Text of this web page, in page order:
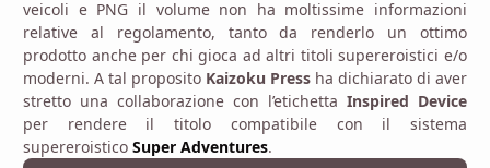
veicoli e PNG il volume non ha moltissime informazioni
relative al regolamento, tanto da renderlo un ottimo
prodotto anche per chi gioca ad altri titoli supereroistici e/o
moderni. A tal proposito Kaizoku Press ha dichiarato di aver
stretto una collaborazione con l’etichetta Inspired Device
per rendere il titolo compatibile con il sistema
supereroistico Super Adventures.